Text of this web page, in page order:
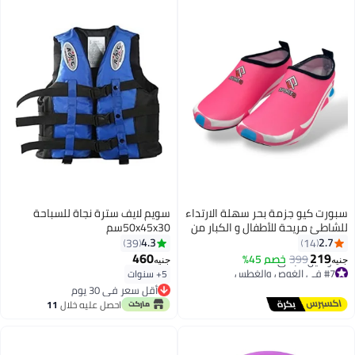
سبورت كيو جزمة بحر سهلة الارتداء
للشاطئ مريحة للأطفال و الكبار من
سبورت كيو® نعل مريح ومرن
للحماية من الصخور والرمل الساخن
احذية بحر مائية سريعة الجفاف
للسباحة والغطس وركوب الامواج
والتجديف والشاطئ والمشي
واليوغا
2.7
14
جنيه219
399 خصم 45%
#7 في الغوص والغطس
أقل سعر في السنة
توصيل مجاني
#7 في الغوص والغطس
سويم لايف سترة نجاة للسباحة
50x45x30سم
4.3
39
جنيه460
5+ سنوات
أقل سعر في 30 يوم
أقل سعر في 30 يوماحصل عليه خلال 11